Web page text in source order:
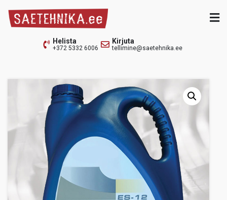
Saetehnika.ee
Lintsaeraamid, teritus- ja räsapingid
Helista
+372 5332 6006
Kirjuta
tellimine@saetehnika.ee